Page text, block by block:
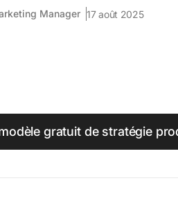
Manager 17 août 2025
gratuit de stratégie